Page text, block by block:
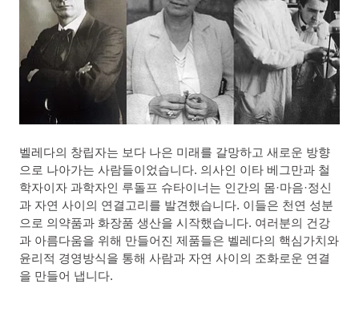
벨레다의 창립자는 보다 나은 미래를 갈망하고 새로운 방향
으로 나아가는 사람들이었습니다. 의사인 이타 베그만과 철
학자이자 과학자인 루돌프 슈타이너는 인간의 몸·마음·정신
과 자연 사이의 연결고리를 발견했습니다. 이들은 천연 성분
으로 의약품과 화장품 생산을 시작했습니다. 여러분의 건강
과 아름다움을 위해 만들어진 제품들은 벨레다의 핵심가치와
윤리적 경영방식을 통해 사람과 자연 사이의 조화로운 연결
을 만들어 냅니다.